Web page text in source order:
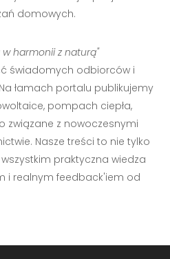
domowych.
harmonii z naturą"
świadomych odbiorców i
łamach portalu publikujemy
pompach ciepła,
związane z nowoczesnymi
Nasze treści to nie tylko
praktyczna wiedza
i realnym feedback'iem od